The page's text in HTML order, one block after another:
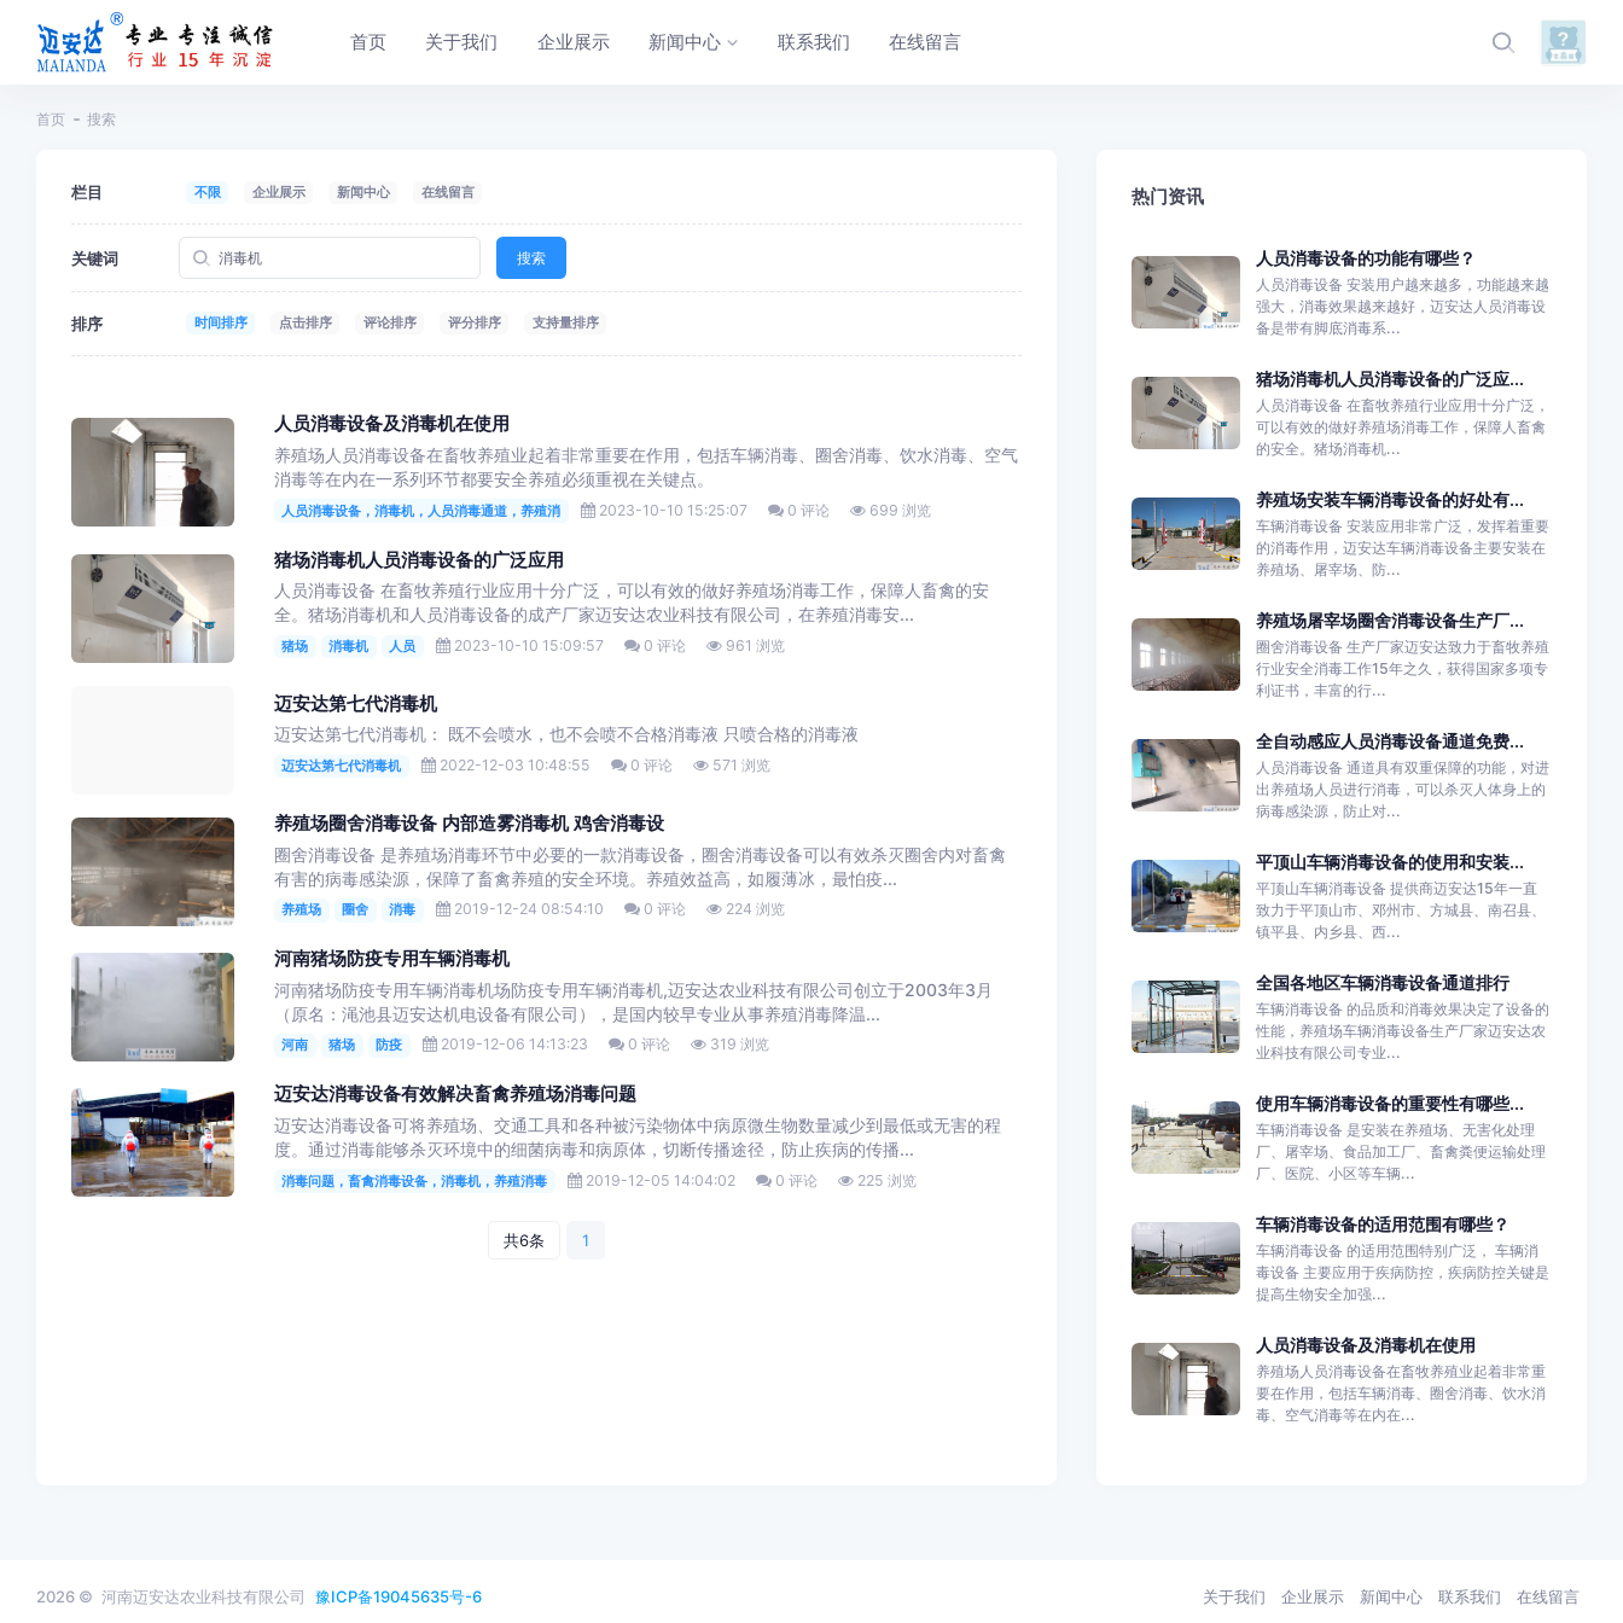
首页 关于我们 企业展示 新闻中心 联系我们 在线留言
首页 搜索
栏目 不限 企业展示 新闻中心 在线留言
关键词 搜索
排序 时间排序 点击排序 评论排序 评分排序 支持量排序
人员消毒设备及消毒机在使用
养殖场人员消毒设备在畜牧养殖业起着非常重要在作用，包括车辆消毒、圈舍消毒、饮水消毒、空气
消毒等在内在一系列环节都要安全养殖必须重视在关键点。
人员消毒设备，消毒机，人员消毒通道，养殖消 2023-10-10 15:25:07 0 评论 699 浏览
猪场消毒机人员消毒设备的广泛应用
人员消毒设备 在畜牧养殖行业应用十分广泛，可以有效的做好养殖场消毒工作，保障人畜禽的安
全。猪场消毒机和人员消毒设备的成产厂家迈安达农业科技有限公司，在养殖消毒安...
猪场 消毒机 人员 2023-10-10 15:09:57 0 评论 961 浏览
迈安达第七代消毒机
迈安达第七代消毒机： 既不会喷水，也不会喷不合格消毒液 只喷合格的消毒液
迈安达第七代消毒机 2022-12-03 10:48:55 0 评论 571 浏览
养殖场圈舍消毒设备 内部造雾消毒机 鸡舍消毒设
圈舍消毒设备 是养殖场消毒环节中必要的一款消毒设备，圈舍消毒设备可以有效杀灭圈舍内对畜禽
有害的病毒感染源，保障了畜禽养殖的安全环境。养殖效益高，如履薄冰，最怕疫...
养殖场 圈舍 消毒 2019-12-24 08:54:10 0 评论 224 浏览
河南猪场防疫专用车辆消毒机
河南猪场防疫专用车辆消毒机场防疫专用车辆消毒机,迈安达农业科技有限公司创立于2003年3月
（原名：渑池县迈安达机电设备有限公司），是国内较早专业从事养殖消毒降温...
河南 猪场 防疫 2019-12-06 14:13:23 0 评论 319 浏览
迈安达消毒设备有效解决畜禽养殖场消毒问题
迈安达消毒设备可将养殖场、交通工具和各种被污染物体中病原微生物数量减少到最低或无害的程
度。通过消毒能够杀灭环境中的细菌病毒和病原体，切断传播途径，防止疾病的传播...
消毒问题，畜禽消毒设备，消毒机，养殖消毒 2019-12-05 14:04:02 0 评论 225 浏览
共6条 1
热门资讯
人员消毒设备的功能有哪些？
人员消毒设备 安装用户越来越多，功能越来越
强大，消毒效果越来越好，迈安达人员消毒设
备是带有脚底消毒系...
猪场消毒机人员消毒设备的广泛应...
人员消毒设备 在畜牧养殖行业应用十分广泛，
可以有效的做好养殖场消毒工作，保障人畜禽
的安全。猪场消毒机...
养殖场安装车辆消毒设备的好处有...
车辆消毒设备 安装应用非常广泛，发挥着重要
的消毒作用，迈安达车辆消毒设备主要安装在
养殖场、屠宰场、防...
养殖场屠宰场圈舍消毒设备生产厂...
圈舍消毒设备 生产厂家迈安达致力于畜牧养殖
行业安全消毒工作15年之久，获得国家多项专
利证书，丰富的行...
全自动感应人员消毒设备通道免费...
人员消毒设备 通道具有双重保障的功能，对进
出养殖场人员进行消毒，可以杀灭人体身上的
病毒感染源，防止对...
平顶山车辆消毒设备的使用和安装...
平顶山车辆消毒设备 提供商迈安达15年一直
致力于平顶山市、邓州市、方城县、南召县、
镇平县、内乡县、西...
全国各地区车辆消毒设备通道排行
车辆消毒设备 的品质和消毒效果决定了设备的
性能，养殖场车辆消毒设备生产厂家迈安达农
业科技有限公司专业...
使用车辆消毒设备的重要性有哪些...
车辆消毒设备 是安装在养殖场、无害化处理
厂、屠宰场、食品加工厂、畜禽粪便运输处理
厂、医院、小区等车辆...
车辆消毒设备的适用范围有哪些？
车辆消毒设备 的适用范围特别广泛， 车辆消
毒设备 主要应用于疾病防控，疾病防控关键是
提高生物安全加强...
人员消毒设备及消毒机在使用
养殖场人员消毒设备在畜牧养殖业起着非常重
要在作用，包括车辆消毒、圈舍消毒、饮水消
毒、空气消毒等在内在...
2026 © 河南迈安达农业科技有限公司 豫ICP备19045635号-6 关于我们 企业展示 新闻中心 联系我们 在线留言